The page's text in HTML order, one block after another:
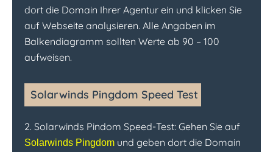
dort die Domain Ihrer Agentur ein und klicken Sie
auf Webseite analysieren. Alle Angaben im
Balkendiagramm sollten Werte ab 90 – 100
aufweisen.
Solarwinds Pingdom Speed Test
2. Solarwinds Pindom Speed-Test: Gehen Sie auf
Solarwinds Pingdom und geben dort die Domain